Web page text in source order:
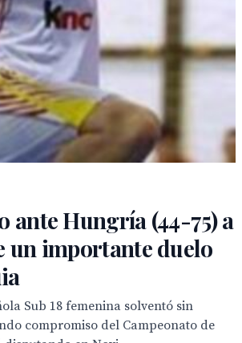
ante Hungría (44-75) a
un importante duelo
Sub 18 femenina solventó sin
compromiso del Campeonato de